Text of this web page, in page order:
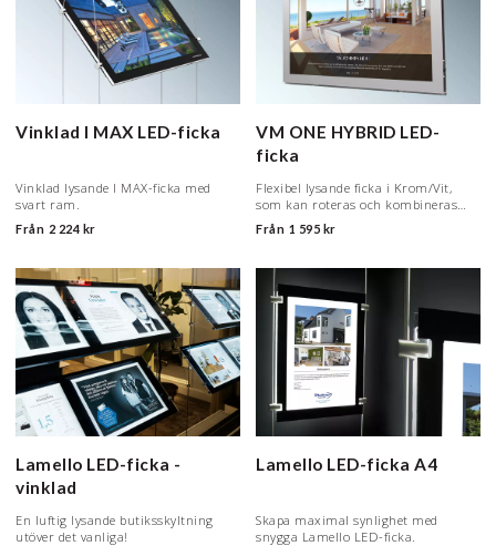
Vinklad I MAX LED-ficka
Vinklad lysande I MAX-ficka med
svart ram.
Från 2 224 kr
VM ONE HYBRID LED-
ficka
Flexibel lysande ficka i Krom/Vit,
som kan roteras och kombineras
med alla format
Från 1 595 kr
Lamello LED-ficka -
vinklad
En luftig lysande butiksskyltning
utöver det vanliga!
Lamello LED-ficka A4
Skapa maximal synlighet med
snygga Lamello LED-ficka.